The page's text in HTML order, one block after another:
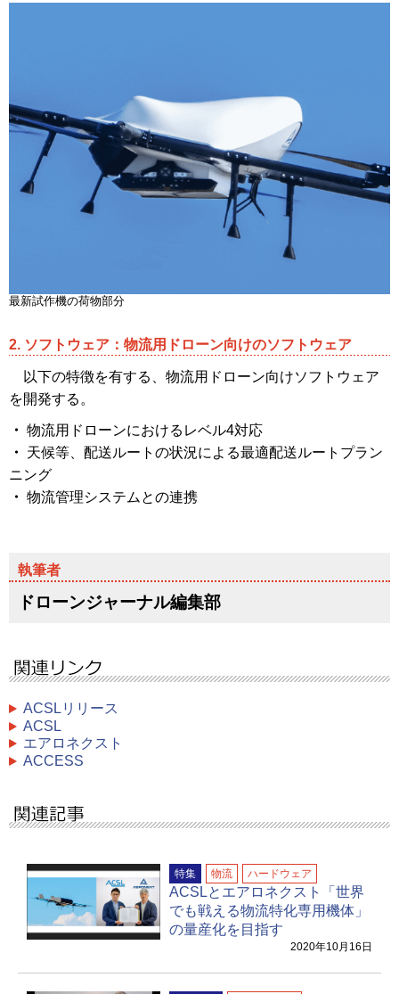
最新試作機の荷物部分
2. ソフトウェア：物流用ドローン向けのソフトウェア
以下の特徴を有する、物流用ドローン向けソフトウェア
を開発する。
・ 物流用ドローンにおけるレベル4対応
・ 天候等、配送ルートの状況による最適配送ルートプラン
ニング
・ 物流管理システムとの連携
ドローンジャーナル編集部
ACSLリリース
ACSL
エアロネクスト
ACCESS
特集 物流 ハードウェア
ACSLとエアロネクスト「世界
でも戦える物流特化専用機体」
の量産化を目指す
2020年10月16日